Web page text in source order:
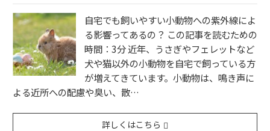
自宅でも飼いやすい小動物への紫外線によ
る影響ってあるの？ この記事を読むための
時間：3分 近年、うさぎやフェレットなど
犬や猫以外の小動物を自宅で飼っている方
が増えてきています。小動物は、鳴き声に
よる近所への配慮や臭い、散…
詳しくはこちら